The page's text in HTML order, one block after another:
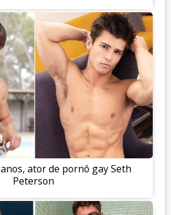
ator de pornô gay Seth
Peterson